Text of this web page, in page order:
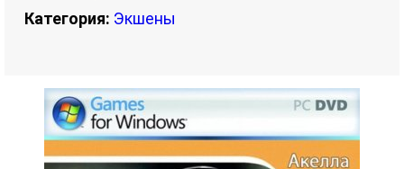
Категория: Экшены